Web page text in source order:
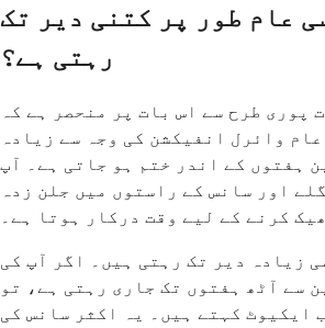
عام طور پر کتنی دیر تک
رہتی ہے؟
پوری طرح سے اس بات پر منحصر ہے کہ
وائرل انفیکشن کی وجہ سے زیادہ
ہفتوں کے اندر ختم ہو جاتی ہے۔ آپ
اور سانس کے راستوں میں جلن زدہ
کرنے کے لیے وقت درکار ہوتا ہے۔
زیادہ دیر تک رہتی ہیں۔ اگر آپ کی
سے آٹھ ہفتوں تک جاری رہتی ہے، تو
ایکیوٹ کہتے ہیں۔ یہ اکثر سانس کی